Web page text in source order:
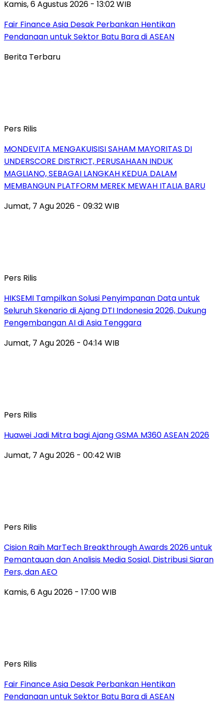
Kamis, 6 Agustus 2026 - 13:02 WIB
Fair Finance Asia Desak Perbankan Hentikan
Pendanaan untuk Sektor Batu Bara di ASEAN
Berita Terbaru
Pers Rilis
MONDEVITA MENGAKUISISI SAHAM MAYORITAS DI
UNDERSCORE DISTRICT, PERUSAHAAN INDUK
MAGLIANO, SEBAGAI LANGKAH KEDUA DALAM
MEMBANGUN PLATFORM MEREK MEWAH ITALIA BARU
Jumat, 7 Agu 2026 - 09:32 WIB
Pers Rilis
HIKSEMI Tampilkan Solusi Penyimpanan Data untuk
Seluruh Skenario di Ajang DTI Indonesia 2026, Dukung
Pengembangan AI di Asia Tenggara
Jumat, 7 Agu 2026 - 04:14 WIB
Pers Rilis
Huawei Jadi Mitra bagi Ajang GSMA M360 ASEAN 2026
Jumat, 7 Agu 2026 - 00:42 WIB
Pers Rilis
Cision Raih MarTech Breakthrough Awards 2026 untuk
Pemantauan dan Analisis Media Sosial, Distribusi Siaran
Pers, dan AEO
Kamis, 6 Agu 2026 - 17:00 WIB
Pers Rilis
Fair Finance Asia Desak Perbankan Hentikan
Pendanaan untuk Sektor Batu Bara di ASEAN